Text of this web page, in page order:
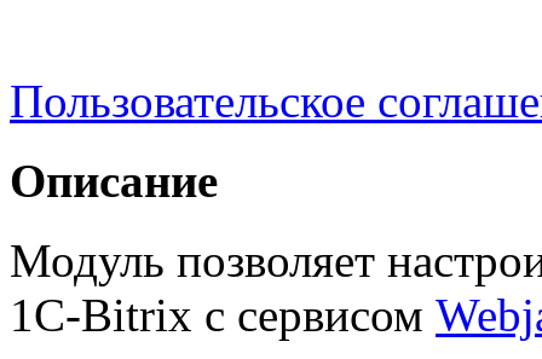
Пользовательское
Описание
Модуль позволяет
1С-Bitrix с сервисом